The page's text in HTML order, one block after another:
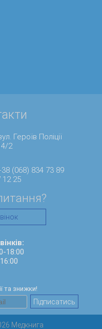
Героїв Поліції
2
(068) 834 73 89
12 25
18:00
та знижки!
Підписатись
Медкнига